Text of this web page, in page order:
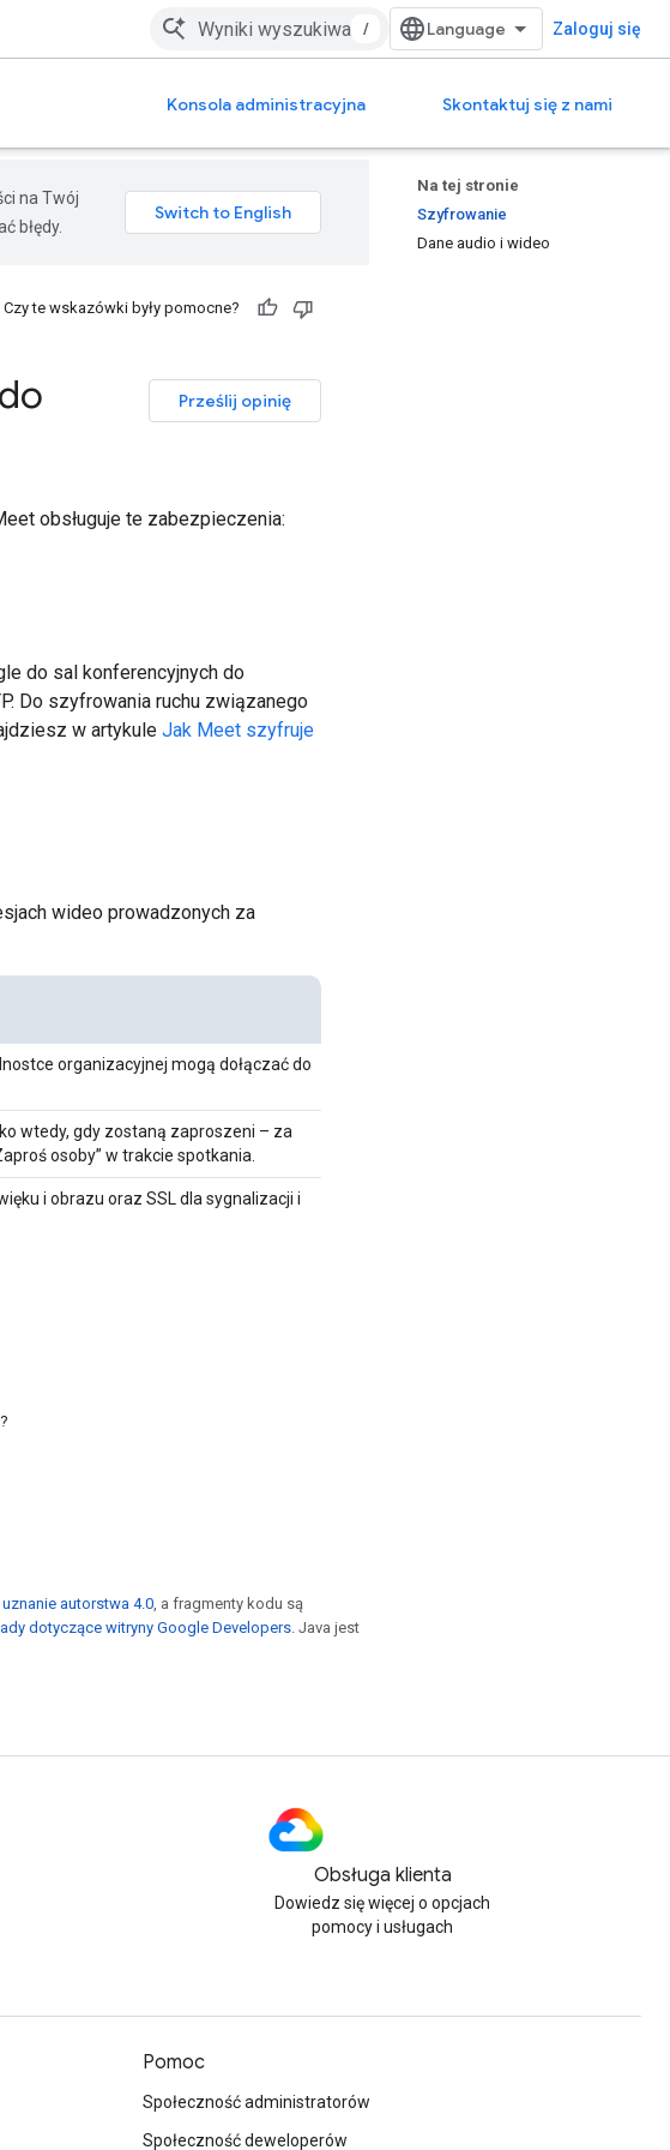
/ Zaloguj się
Konsola administracyjna Skontaktuj się z nami
Na tej stronie
Szyfrowanie
Dane audio i wideo
na Twój
błędy.
Czy te wskazówki były pomocne?
Prześlij opinię
obsługuje te zabezpieczenia:
do sal konferencyjnych do
Do szyfrowania ruchu związanego
w artykule Jak Meet szyfruje
wideo prowadzonych za
organizacyjnej mogą dołączać do
wtedy, gdy zostaną zaproszeni – za
osoby” w trakcie spotkania.
i obrazu oraz SSL dla sygnalizacji i
autorstwa 4.0, a fragmenty kodu są
dotyczące witryny Google Developers. Java jest
Obsługa klienta
Dowiedz się więcej o opcjach
pomocy i usługach
Pomoc
Społeczność administratorów
Społeczność deweloperów